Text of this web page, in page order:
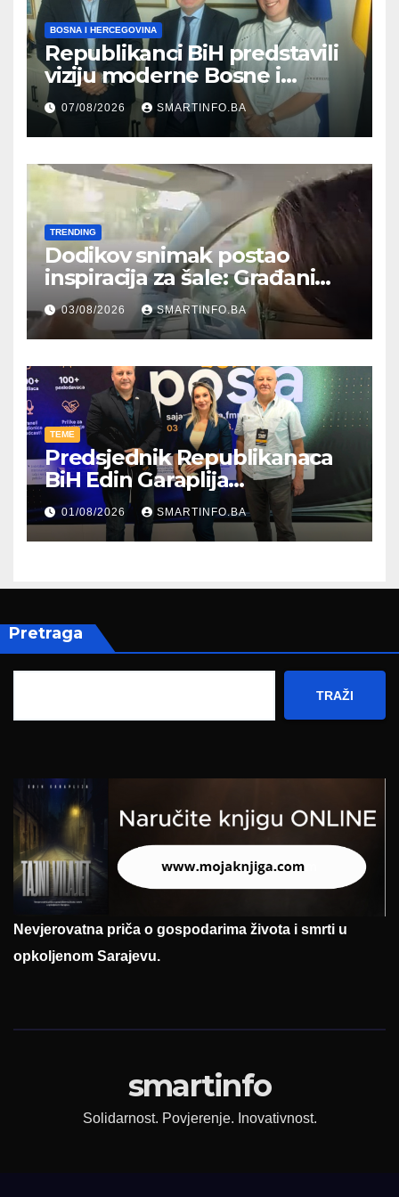
BOSNA I HERCEGOVINA
Republikanci BiH predstavili
viziju moderne Bosne i
Hercegovine ambasadoru
Njemačke
07/08/2026 SMARTINFO.BA
TRENDING
Dodikov snimak postao
inspiracija za šale: Građani
kroz parodiju poslali poruku
03/08/2026 SMARTINFO.BA
TEME
Predsjednik Republikanaca
BiH Edin Garaplija
prisustvovao prezentaciji
Federalnog sajma
zapošljavanja
01/08/2026 SMARTINFO.BA
Pretraga
TRAŽI
Nevjerovatna priča o gospodarima života i smrti u
opkoljenom Sarajevu.
smartinfo
Solidarnost. Povjerenje. Inovativnost.